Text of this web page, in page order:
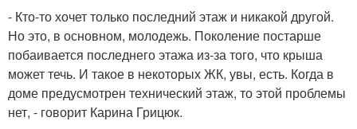
- Кто-то хочет только последний этаж и никакой другой.
Но это, в основном, молодежь. Поколение постарше
побаивается последнего этажа из-за того, что крыша
может течь. И такое в некоторых ЖК, увы, есть. Когда в
доме предусмотрен технический этаж, то этой проблемы
нет, - говорит Карина Грицюк.